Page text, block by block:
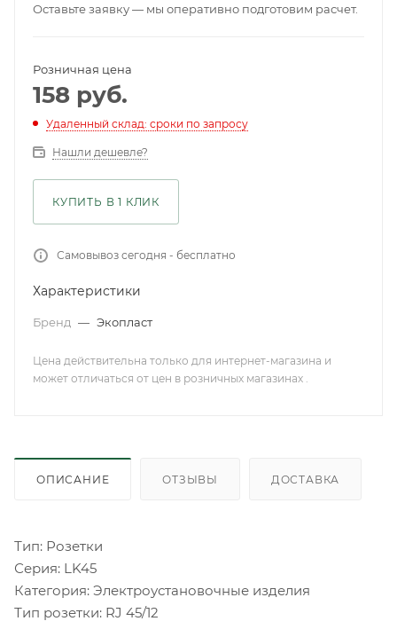
Оставьте заявку — мы оперативно подготовим расчет.
Розничная цена
158 руб.
Удаленный склад: сроки по запросу
Нашли дешевле?
КУПИТЬ В 1 КЛИК
Самовывоз сегодня - бесплатно
Характеристики
Бренд — Экопласт
Цена действительна только для интернет-магазина и
может отличаться от цен в розничных магазинах .
ОПИСАНИЕ ОТЗЫВЫ ДОСТАВКА
Тип: Розетки
Серия: LK45
Категория: Электроустановочные изделия
Тип розетки: RJ 45/12